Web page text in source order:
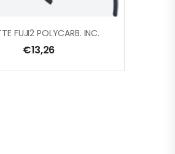
FUJI2 POLYCARB. INC.
€13,26